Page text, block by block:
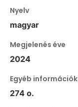
Nyelv
magyar
Megjelenés éve
2024
Egyéb információk
274 o.